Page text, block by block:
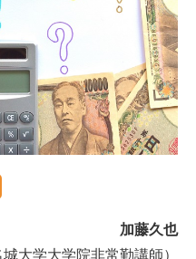
加藤久也
城大学大学院非常勤講師）